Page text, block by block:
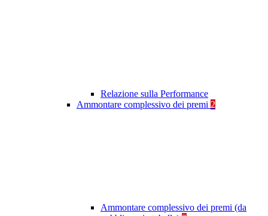
Relazione sulla Performance
Ammontare complessivo dei premi 2
Ammontare complessivo dei premi (da